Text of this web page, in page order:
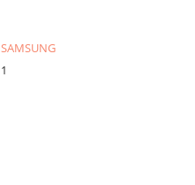
SAMSUNG
1